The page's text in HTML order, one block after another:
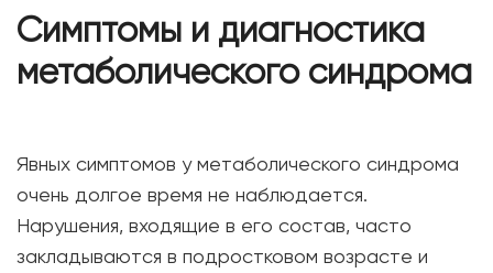
Симптомы и диагностика
метаболического синдрома
Явных симптомов у метаболического синдрома
очень долгое время не наблюдается.
Нарушения, входящие в его состав, часто
закладываются в подростковом возрасте и